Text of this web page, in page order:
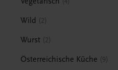
Wild 2
Wurst 2
Österreichische Küche 9